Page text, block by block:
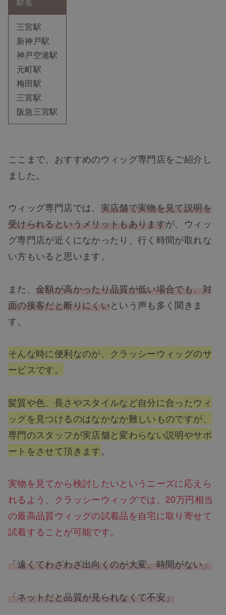
三宮駅
新神戸駅
神戸空港駅
元町駅
梅田駅
三宮駅
阪急三宮駅
ここまで、おすすめのウィッグ専門店をご紹介し
ました。
ウィッグ専門店では、 実店舗で実物を見て説明を
受けられるというメリットもありますが、ウィッ
グ専門店が近くになかったり、行く時間が取れな
い方もいると思います。
また、金額が高かったり品質が低い場合でも、対
面の接客だと断りにくいという声も多く聞きま
す。
そんな時に便利なのが、クラッシーウィッグのサ
ービスです。
髪質や色、長さやスタイルなど自分に合ったウィ
ッグを見つけるのはなかなか難しいものですが、
専門のスタッフが実店舗と変わらない説明やサポ
ートをさせて頂きます。
実物を見てから検討したいというニーズに応えら
れるよう、クラッシーウィッグでは、20万円相当
の最高品質ウィッグの試着品を自宅に取り寄せて
試着することが可能です。
「遠くてわざわざ出向くのが大変、時間がない」
「ネットだと品質が見られなくて不安」